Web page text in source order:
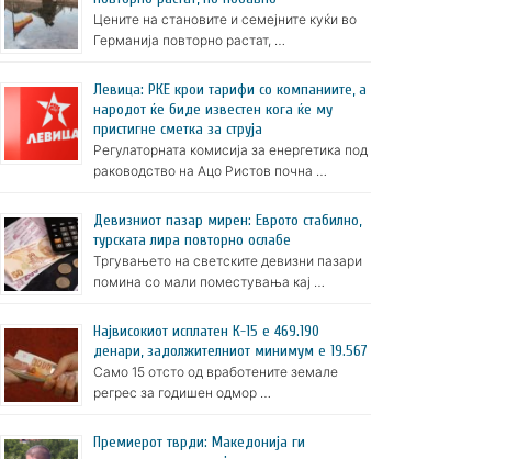
Цените на становите и семејните куќи во
Германија повторно растат, …
Левица: РКЕ крои тарифи со компаниите, а
народот ќе биде известен кога ќе му
пристигне сметка за струја
Регулаторната комисија за енергетика под
раководство на Ацо Ристов почна …
Девизниот пазар мирен: Еврото стабилно,
турската лира повторно ослабе
Тргувањето на светските девизни пазари
помина со мали поместувања кај …
Највисокиот исплатен К-15 е 469.190
денари, задолжителниот минимум е 19.567
Само 15 отсто од вработените земале
регрес за годишен одмор …
Премиерот тврди: Македонија ги